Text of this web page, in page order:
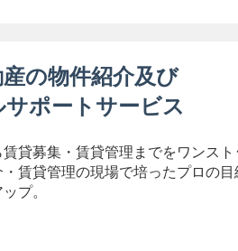
の物件紹介及び
サポートサービス
貸募集・賃貸管理までをワンス
賃貸管理の現場で培ったプロの
プ。